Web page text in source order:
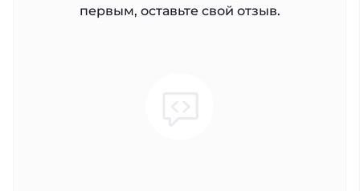
первым, оставьте свой отзыв.